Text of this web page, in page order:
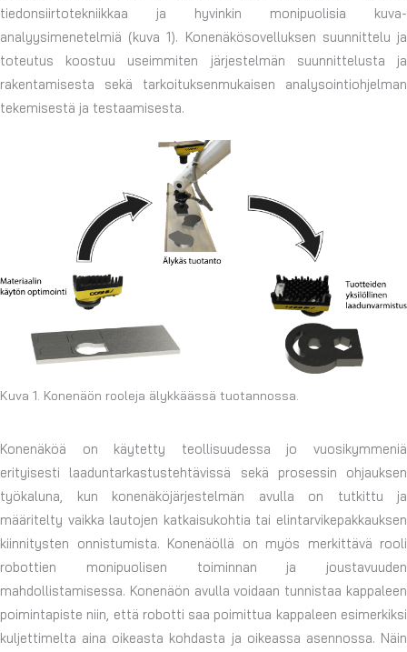
tiedonsiirtotekniikkaa ja hyvinkin monipuolisia kuva-
analyysimenetelmiä (kuva 1). Konenäkösovelluksen suunnittelu ja
toteutus koostuu useimmiten järjestelmän suunnittelusta ja
rakentamisesta sekä tarkoituksenmukaisen analysointiohjelman
tekemisestä ja testaamisesta.
Kuva 1. Konenäön rooleja älykkäässä tuotannossa.
Konenäköä on käytetty teollisuudessa jo vuosikymmeniä
erityisesti laaduntarkastustehtävissä sekä prosessin ohjauksen
työkaluna, kun konenäköjärjestelmän avulla on tutkittu ja
määritelty vaikka lautojen katkaisukohtia tai elintarvikepakkauksen
kiinnitysten onnistumista. Konenäöllä on myös merkittävä rooli
robottien monipuolisen toiminnan ja joustavuuden
mahdollistamisessa. Konenäön avulla voidaan tunnistaa kappaleen
poimintapiste niin, että robotti saa poimittua kappaleen esimerkiksi
kuljettimelta aina oikeasta kohdasta ja oikeassa asennossa. Näin